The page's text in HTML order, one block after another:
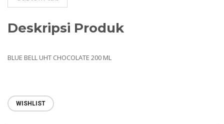
Deskripsi Produk
BLUE BELL UHT CHOCOLATE 200 ML
WISHLIST